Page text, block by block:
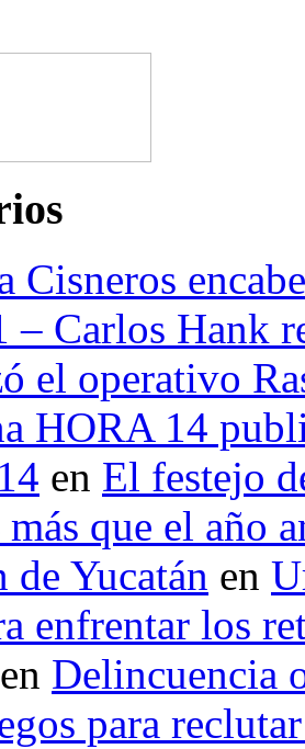
Cisneros
– Carlos Hank
el operativo
HORA 14
en El festejo
que el año
Yucatán en
enfrentar los
en Delincuencia
para